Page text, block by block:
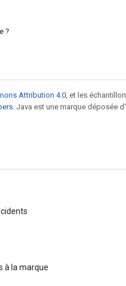
?
Attribution 4.0 , et les
. Java est une marque déposée
à la marque